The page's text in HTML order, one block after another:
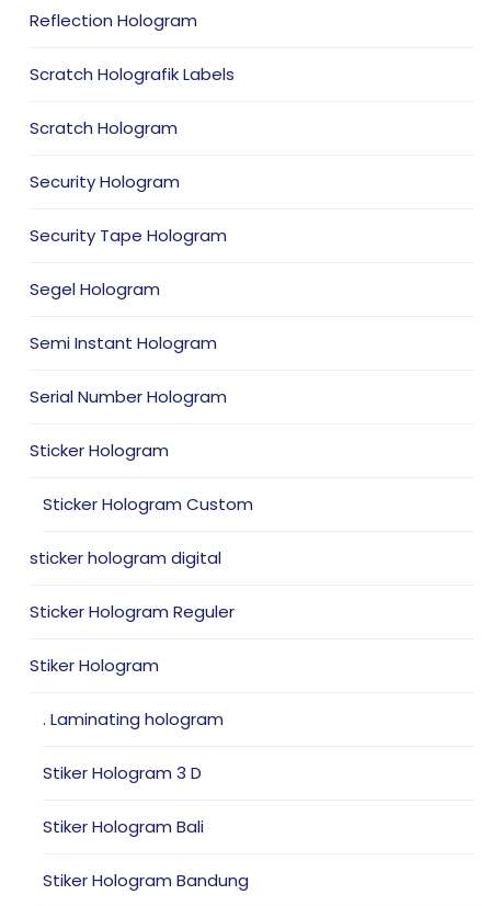
Reflection Hologram
Scratch Holografik Labels
Scratch Hologram
Security Hologram
Security Tape Hologram
Segel Hologram
Semi Instant Hologram
Serial Number Hologram
Sticker Hologram
Sticker Hologram Custom
sticker hologram digital
Sticker Hologram Reguler
Stiker Hologram
. Laminating hologram
Stiker Hologram 3 D
Stiker Hologram Bali
Stiker Hologram Bandung